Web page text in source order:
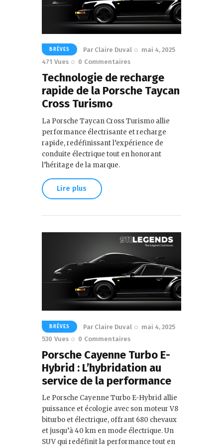
BRÈVES Par Claire Duval
mai 4, 2025
471 Vues 0 Commentaires
Technologie de recharge
rapide de la Porsche Taycan
Cross Turismo
La Porsche Taycan Cross Turismo allie
performance électrisante et recharge
rapide, redéfinissant l’expérience de
conduite électrique tout en honorant
l’héritage de la marque.
Lire plus
BRÈVES Par Claire Duval
mai 4, 2025
530 Vues 0 Commentaires
Porsche Cayenne Turbo E-
Hybrid : L’hybridation au
service de la performance
Le Porsche Cayenne Turbo E-Hybrid allie
puissance et écologie avec son moteur V8
biturbo et électrique, offrant 680 chevaux
et jusqu’à 40 km en mode électrique. Un
SUV qui redéfinit la performance tout en